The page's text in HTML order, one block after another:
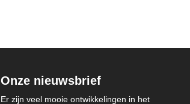
Onze nieuwsbrief
Er zijn veel mooie ontwikkelingen in het